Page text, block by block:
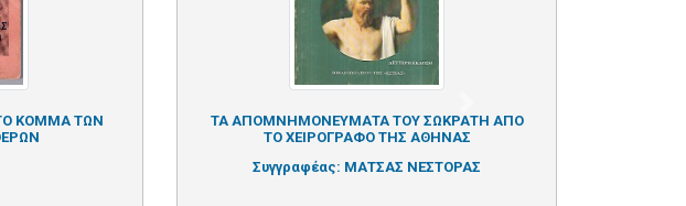
ΚΟΜΜΑ ΤΩΝ
ΤΑ ΑΠΟΜΝΗΜΟΝΕΥΜΑΤΑ ΤΟΥ ΣΩΚΡΑΤΗ ΑΠΟ
ΤΟ ΧΕΙΡΟΓΡΑΦΟ ΤΗΣ ΑΘΗΝΑΣ
Συγγραφέας: ΜΑΤΣΑΣ ΝΕΣΤΟΡΑΣ
Next